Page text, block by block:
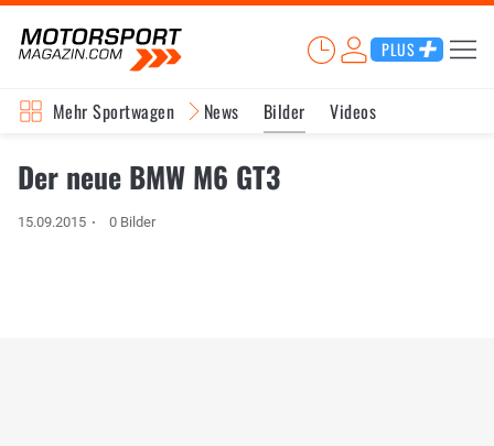
PLUS
Mehr Sportwagen News Bilder Videos
Der neue BMW M6 GT3
15.09.2015 0 Bilder